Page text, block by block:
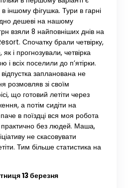
іншому фігушка. Тури в гарні
дешеві на нашому
взяли 8 найповніших днів на
Спочатку брали четвірку,
і прогнозували, четвірка
і всіх поселили до п’ятірки.
запланована не
розмовляв зі своїм
що готовий летіти через
а потім сидіти на
в поїздці вся моя робота
практично без людей. Маша,
не скасовувати
Тим більше статистика на
13 березня